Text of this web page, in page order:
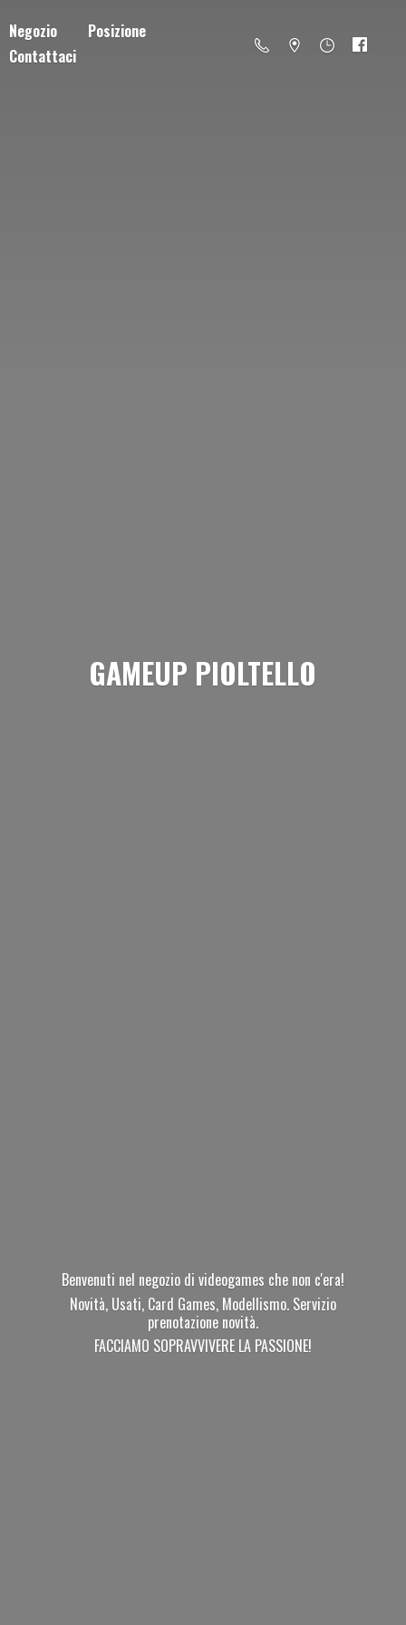
Negozio
Posizione
Contattaci
GAMEUP PIOLTELLO
Benvenuti nel negozio di videogames che non c'era!
Novità, Usati, Card Games, Modellismo. Servizio
prenotazione novità.
FACCIAMO SOPRAVVIVERE LA PASSIONE!